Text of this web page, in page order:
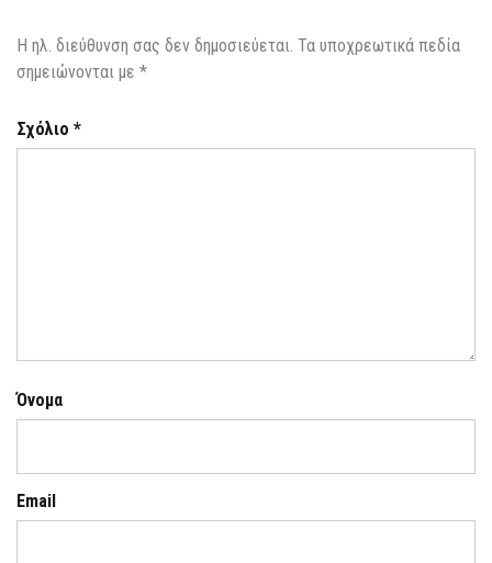
Η ηλ. διεύθυνση σας δεν δημοσιεύεται. Τα υποχρεωτικά πεδία
σημειώνονται με *
Σχόλιο *
Όνομα
Email